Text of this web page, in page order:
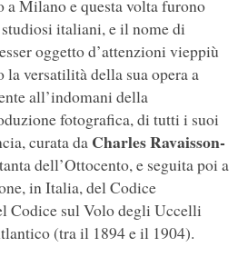
a Milano e questa volta furono
italiani, e il nome di
oggetto d’attenzioni vieppiù
la versatilità della sua opera a
all’indomani della
fotografica, di tutti i suoi
curata da Charles Ravaisson-
dell’Ottocento, e seguita poi a
in Italia, del Codice
Codice sul Volo degli Uccelli
(tra il 1894 e il 1904).